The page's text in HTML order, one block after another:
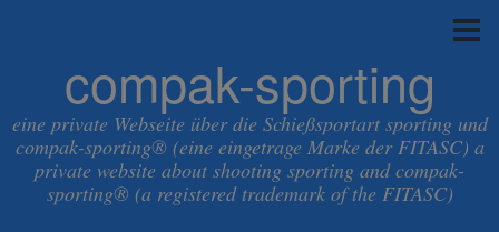
compak-sporting
eine private Webseite über die Schießsportart sporting und
compak-sporting® (eine eingetrage Marke der FITASC) a
private website about shooting sporting and compak-
sporting® (a registered trademark of the FITASC)